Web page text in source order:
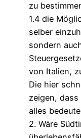
zu
1.4 die
selber
sondern
von Italien,
Die hier
zeigen,
alles
2. Wäre